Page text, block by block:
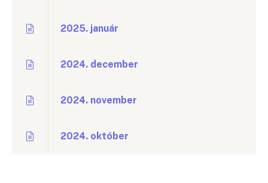
2025. január
2024. december
2024. november
2024. október